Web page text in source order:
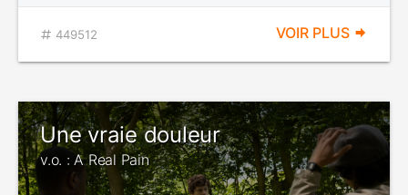
449512 VOIR PLUS
Une vraie douleur
v.o. : A Real Pain